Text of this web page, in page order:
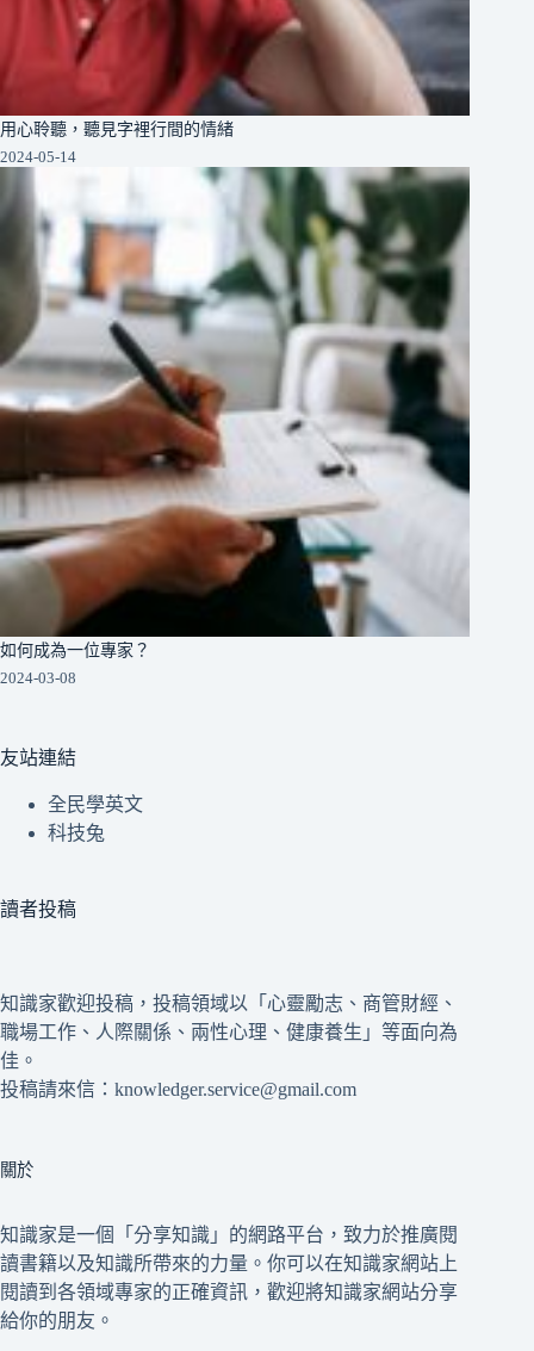
用心聆聽，聽見字裡行間的情緒
2024-05-14
如何成為一位專家？
2024-03-08
友站連結
全民學英文
科技兔
讀者投稿
知識家歡迎投稿，投稿領域以「心靈勵志、商管財經、
職場工作、人際關係、兩性心理、健康養生」等面向為
佳。
投稿請來信：knowledger.service@gmail.com
關於
知識家是一個「分享知識」的網路平台，致力於推廣閱
讀書籍以及知識所帶來的力量。你可以在知識家網站上
閱讀到各領域專家的正確資訊，歡迎將知識家網站分享
給你的朋友。